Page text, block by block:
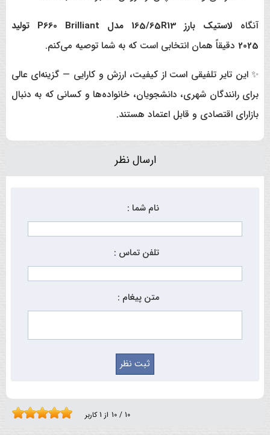
آنگاه
لاستیک بارز 165/65R13 مدل P660 Brilliant تولید
2025 دقیقاً همان انتخابی است که به شما توصیه می‌کنم.
✨ این تایر تلفیقی است از کیفیت، ارزش و کارایی — گزینه‌ای عالی
برای رانندگان شهری، دانشجویان، خانواده‌ها و کسانی که به دنبال
بازارای اقتصادی و قابل اعتماد هستند.
ارسال نظر
نام شما :
تلفن تماس :
متن پیغام :
10 / 10 از 1کاربر